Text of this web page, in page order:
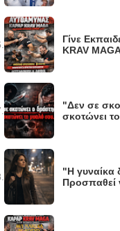
Γίνε
KRAV
"Δεν σε
σκοτώνει
"Η γυναίκα
Προσπαθεί